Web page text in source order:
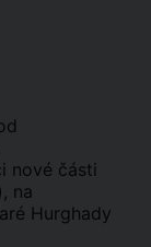
nové části
na
Hurghady